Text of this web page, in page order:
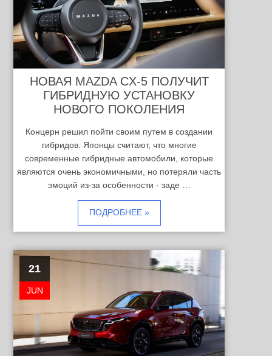
НОВАЯ MAZDA CX-5 ПОЛУЧИТ
ГИБРИДНУЮ УСТАНОВКУ
НОВОГО ПОКОЛЕНИЯ
Концерн решил пойти своим путем в создании
гибридов. Японцы считают, что многие
современные гибридные автомобили, которые
являются очень экономичными, но потеряли часть
эмоций из-за особенности - заде …
ПОДРОБНЕЕ »
21
JUN